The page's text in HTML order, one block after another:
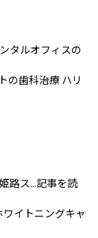
タルオフィスの
の歯科治療ハリ
路ス...記事を読
ワイトニングキャ